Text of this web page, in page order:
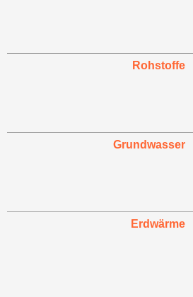
Rohstoffe
Grundwasser
Erdwärme